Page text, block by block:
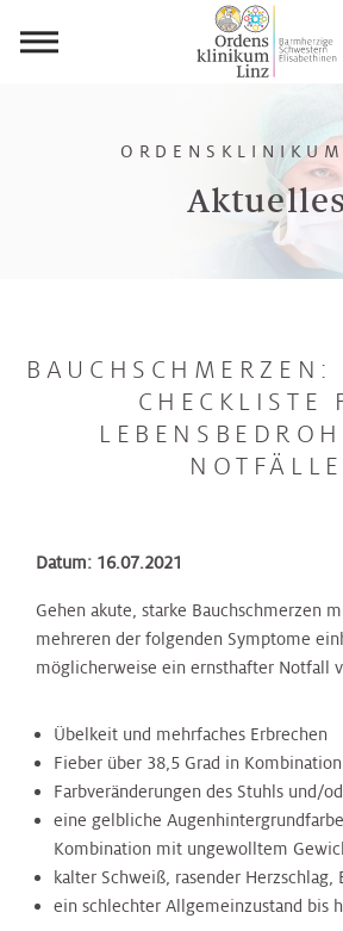
Aktuelles
BAUCHSCHMERZEN:
CHECKLISTE
NOTFÄLLE
Datum: 16.07.2021
Gehen akute, starke Bauchschmerzen
mehreren der folgenden Symptome
möglicherweise ein ernsthafter Notfall
Übelkeit und mehrfaches Erbrechen
Fieber über 38,5 Grad in
Farbveränderungen des Stuhls und/
eine gelbliche
Kombination mit ungewolltem
kalter Schweiß, rasender Herzschlag,
ein schlechter Allgemeinzustand bis